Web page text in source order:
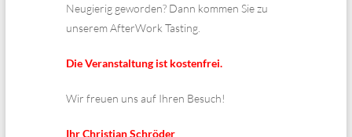
Neugierig geworden? Dann kommen Sie zu
unserem AfterWork Tasting.
Die Veranstaltung ist kostenfrei.
Wir freuen uns auf Ihren Besuch!
Ihr Christian Schröder